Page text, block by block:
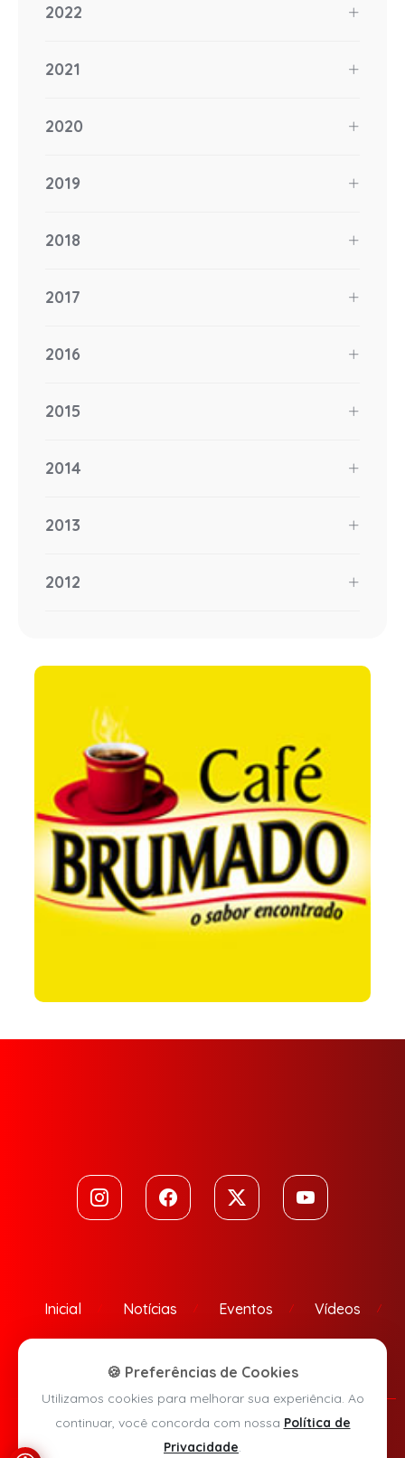
2022
2021
2020
2019
2018
2017
2016
2015
2014
2013
2012
Inicial Notícias Eventos Vídeos
Política de Privacidade
🍪 Preferências de Cookies
Utilizamos cookies para melhorar sua experiência. Ao
continuar, você concorda com nossa Política de
Privacidade.